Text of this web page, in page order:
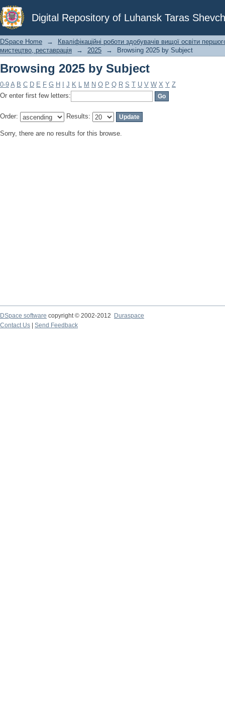
Digital Repository of Luhansk Taras
Browsing 2025 by Subject
DSpace Home →
Кваліфікаційні роботи здобувачів вищої освіти
мистецтво, реставрація
→ 2025 → Browsing 2025 by Subject
Browsing 2025 by Subject
0-9 A B C D E F G H J K L M N O P Q R S T U V W X Y Z
Or enter first few letters:
Order: Results:
Sorry, there are no results for this browse.
DSpace software copyright © 2002-2012
Duraspace
Contact Us
Send Feedback